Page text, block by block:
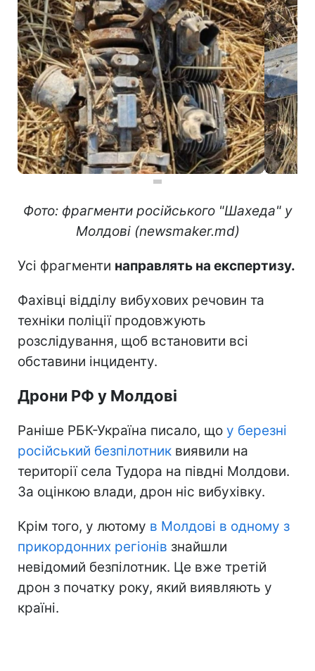
Фото: фрагменти російського "Шахеда" у
Молдові (newsmaker.md)
Усі фрагменти направлять на експертизу.
Фахівці відділу вибухових речовин та
техніки поліції продовжують
розслідування, щоб встановити всі
обставини інциденту.
Дрони РФ у Молдові
Раніше РБК-Україна писало, що у березні
російський безпілотник виявили на
території села Тудора на півдні Молдови.
За оцінкою влади, дрон ніс вибухівку.
Крім того, у лютому в Молдові в одному з
прикордонних регіонів знайшли
невідомий безпілотник. Це вже третій
дрон з початку року, який виявляють у
країні.